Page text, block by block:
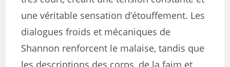
une véritable sensation d’étouffement. Les
dialogues froids et mécaniques de
Shannon renforcent le malaise, tandis que
les descriptions des corps, de la faim et